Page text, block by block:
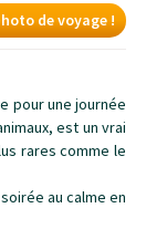
de voyage !
pour une journée
est un vrai
rares comme le
au calme en